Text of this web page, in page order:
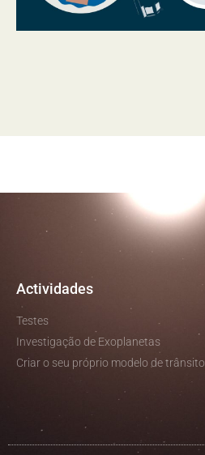
Actividades
Testes
Investigação de Exoplanetas
Criar o seu próprio modelo de trânsito